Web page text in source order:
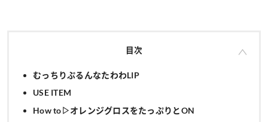
目次
むっちりぷるんなたわわLIP
USE ITEM
How to▷オレンジグロスをたっぷりとON